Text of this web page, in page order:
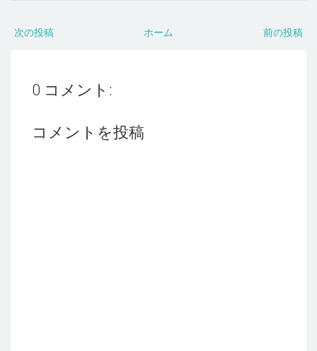
次の投稿 前の投稿
ホーム
0 コメント:
コメントを投稿